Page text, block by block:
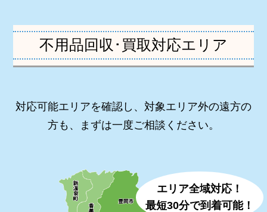
不用品回収･買取対応エリア
対応可能エリアを確認し、対象エリア外の遠方の
方も、まずは一度ご相談ください。
エリア全域対応！
最短30分で到着可能！